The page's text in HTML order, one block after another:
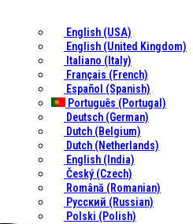
English (USA)
English (United Kingdom)
Italiano (Italy)
Français (French)
Español (Spanish)
Português (Portugal)
Deutsch (German)
Dutch (Belgium)
Dutch (Netherlands)
English (India)
Český (Czech)
Română (Romanian)
Русский (Russian)
Polski (Polish)